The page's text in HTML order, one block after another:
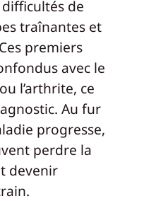
de
traînantes et
premiers
avec le
l’arthrite, ce
Au fur
progresse,
perdre la
devenir